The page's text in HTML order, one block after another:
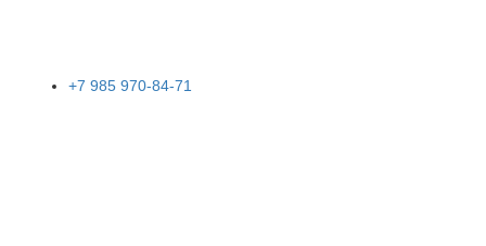
+7 985 970-84-71